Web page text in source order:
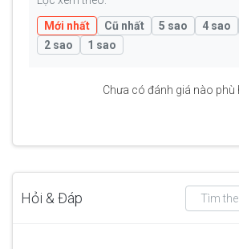
Mới nhất
Cũ nhất 5 sao 4 sao
2 sao
1 sao
Chưa có đánh giá nào phù
Hỏi & Đáp